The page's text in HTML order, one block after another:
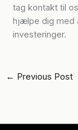
tag kontakt til
hjælpe dig med
investeringer.
← Previous Post